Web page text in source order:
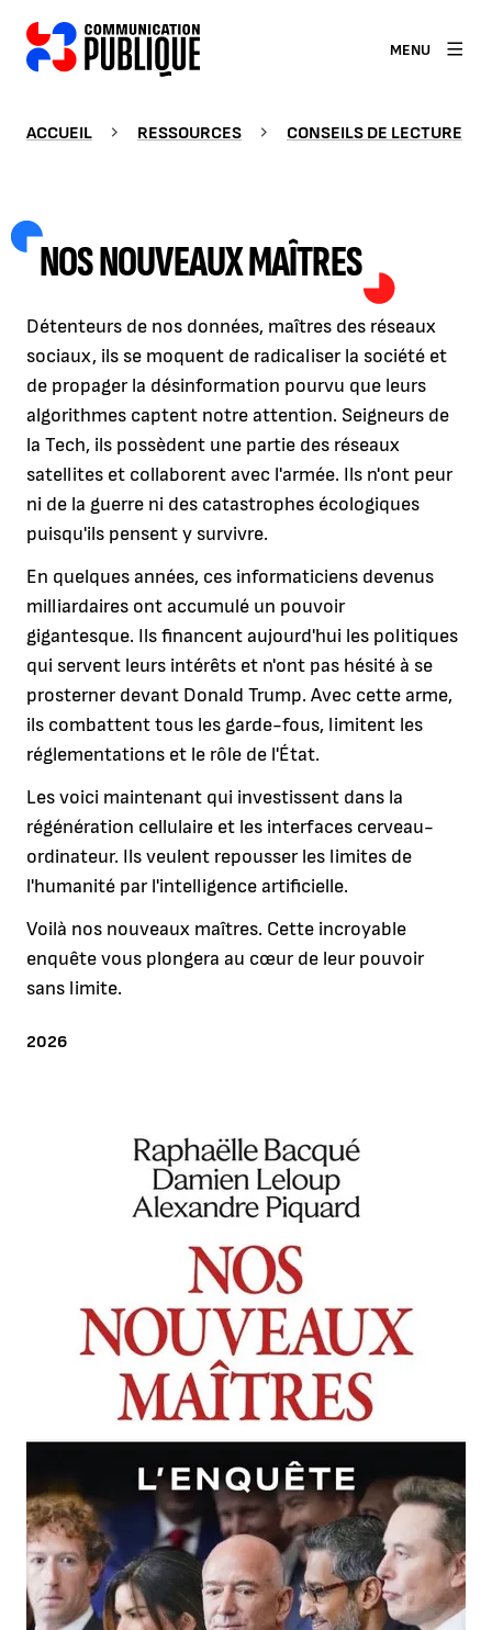
MENU
ACCUEIL RESSOURCES CONSEILS DE LECTURE
NOS NOUVEAUX MAÎTRES
Détenteurs de nos données, maîtres des réseaux
sociaux, ils se moquent de radicaliser la société et
de propager la désinformation pourvu que leurs
algorithmes captent notre attention. Seigneurs de
la Tech, ils possèdent une partie des réseaux
satellites et collaborent avec l'armée. Ils n'ont peur
ni de la guerre ni des catastrophes écologiques
puisqu'ils pensent y survivre.
En quelques années, ces informaticiens devenus
milliardaires ont accumulé un pouvoir
gigantesque. Ils financent aujourd'hui les politiques
qui servent leurs intérêts et n'ont pas hésité à se
prosterner devant Donald Trump. Avec cette arme,
ils combattent tous les garde-fous, limitent les
réglementations et le rôle de l'État.
Les voici maintenant qui investissent dans la
régénération cellulaire et les interfaces cerveau-
ordinateur. Ils veulent repousser les limites de
l'humanité par l'intelligence artificielle.
Voilà nos nouveaux maîtres. Cette incroyable
enquête vous plongera au cœur de leur pouvoir
sans limite.
ANNÉE
2026